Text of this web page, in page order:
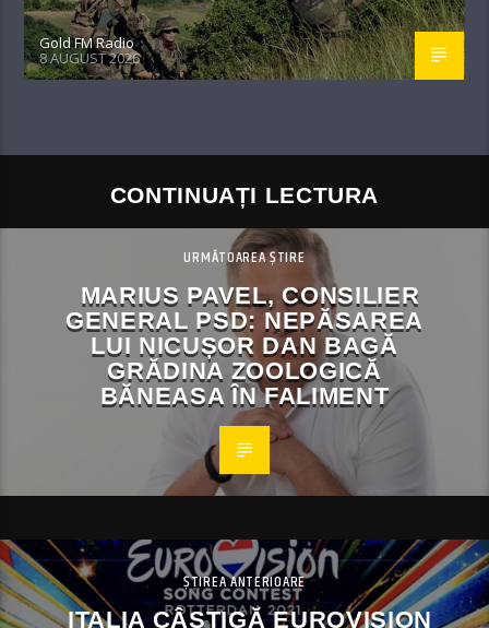
Gold FM Radio
8 AUGUST 2026
CONTINUAȚI LECTURA
URMĂTOAREA ȘTIRE
MARIUS PAVEL, CONSILIER
GENERAL PSD: NEPĂSAREA
LUI NICUȘOR DAN BAGĂ
GRĂDINA ZOOLOGICĂ
BĂNEASA ÎN FALIMENT
ȘTIREA ANTERIOARE
ITALIA CÂȘTIGĂ EUROVISION